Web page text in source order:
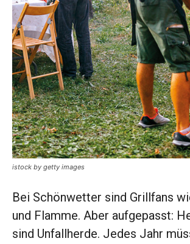
istock by getty images
Bei Schönwetter sind Grillfans
und Flamme. Aber aufgepasst:
sind Unfallherde. Jedes Jahr